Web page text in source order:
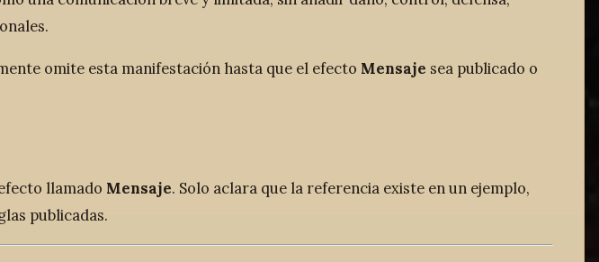
omite esta manifestación hasta que el efecto Mensaje sea publicado o
llamado Mensaje. Solo aclara que la referencia existe en un ejemplo,
publicadas.